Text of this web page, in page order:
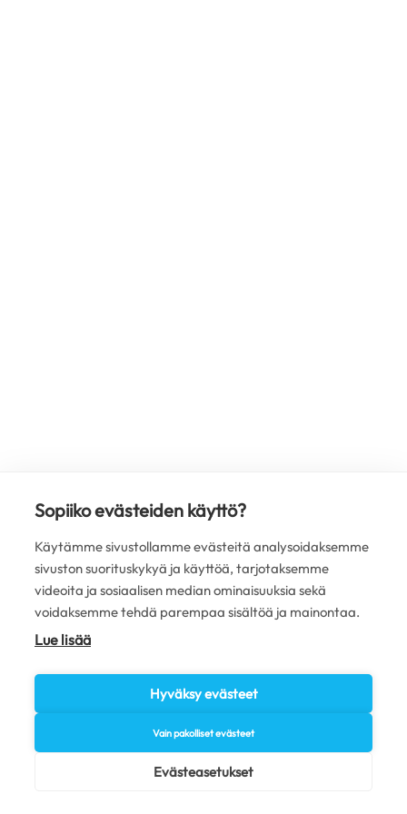
Sopiiko evästeiden käyttö?
Käytämme sivustollamme evästeitä analysoidaksemme
sivuston suorituskykyä ja käyttöä, tarjotaksemme
videoita ja sosiaalisen median ominaisuuksia sekä
voidaksemme tehdä parempaa sisältöä ja mainontaa.
Lue lisää
Hyväksy evästeet
Vain pakolliset evästeet
Evästeasetukset